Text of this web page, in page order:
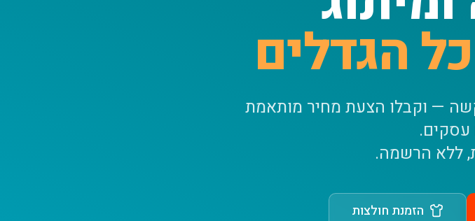
הגדלים
— וקבלו הצעת מחיר מותאמת
עסקים.
ללא הרשמה.
הזמנת חולצות